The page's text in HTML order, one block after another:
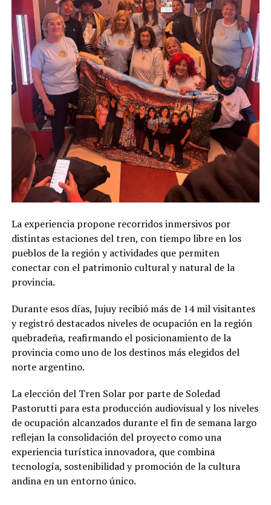
La experiencia propone recorridos inmersivos por
distintas estaciones del tren, con tiempo libre en los
pueblos de la región y actividades que permiten
conectar con el patrimonio cultural y natural de la
provincia.
Durante esos días, Jujuy recibió más de 14 mil visitantes
y registró destacados niveles de ocupación en la región
quebradeña, reafirmando el posicionamiento de la
provincia como uno de los destinos más elegidos del
norte argentino.
La elección del Tren Solar por parte de Soledad
Pastorutti para esta producción audiovisual y los niveles
de ocupación alcanzados durante el fin de semana largo
reflejan la consolidación del proyecto como una
experiencia turística innovadora, que combina
tecnología, sostenibilidad y promoción de la cultura
andina en un entorno único.